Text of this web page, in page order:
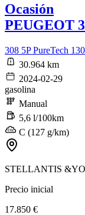
Ocasión
PEUGEOT
308 5P PureTech
30.964 km
2024-02-29
gasolina
Manual
5,6 l/100km
C (127 g/km)
STELLANTIS
Precio inicial
17.850 €